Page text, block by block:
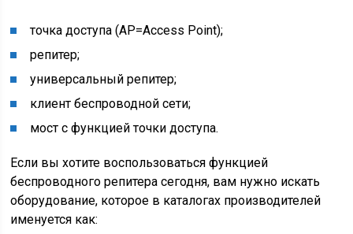
точка доступа (AP=Access Point);
репитер;
универсальный репитер;
клиент беспроводной сети;
мост с функцией точки доступа.
Если вы хотите воспользоваться функцией
беспроводного репитера сегодня, вам нужно искать
оборудование, которое в каталогах производителей
именуется как: